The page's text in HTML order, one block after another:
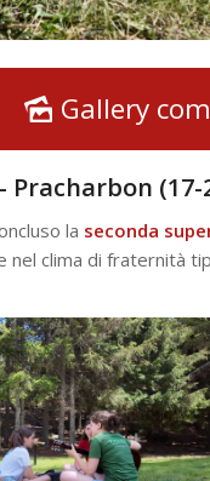
Gallery
Pracharbon
la seconda
nel clima di fraternità